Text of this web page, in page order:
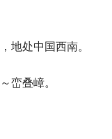
处中国西南。
峦叠嶂。